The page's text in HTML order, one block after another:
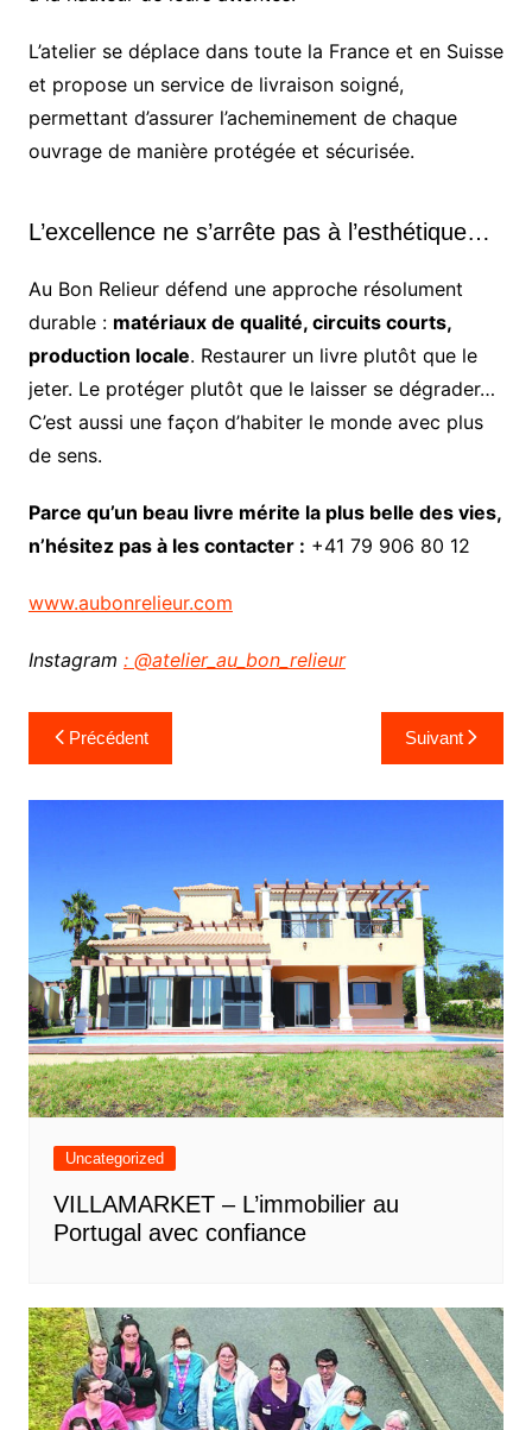
L’atelier se déplace dans toute la France et en Suisse
et propose un service de livraison soigné,
permettant d’assurer l’acheminement de chaque
ouvrage de manière protégée et sécurisée.
L’excellence ne s’arrête pas à l’esthétique…
Au Bon Relieur défend une approche résolument
durable : matériaux de qualité, circuits courts,
production locale. Restaurer un livre plutôt que le
jeter. Le protéger plutôt que le laisser se dégrader…
C’est aussi une façon d’habiter le monde avec plus
de sens.
Parce qu’un beau livre mérite la plus belle des vies,
n’hésitez pas à les contacter : +41 79 906 80 12
www.aubonrelieur.com
Instagram : @atelier_au_bon_relieur
Navigation
de
l’article
Précédent Suivant
Uncategorized
VILLAMARKET – L’immobilier au
Portugal avec confiance